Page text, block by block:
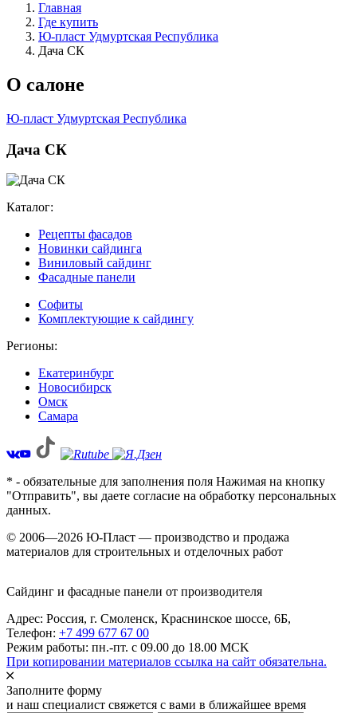
Главная
Где купить
Ю-пласт Удмуртская Республика
Дача СК
О салоне
Ю-пласт Удмуртская Республика
Дача СК
Каталог:
Рецепты фасадов
Новинки сайдинга
Виниловый сайдинг
Фасадные панели
Софиты
Комплектующие к сайдингу
Регионы:
Екатеринбург
Новосибирск
Омск
Самара
* - обязательные для заполнения поля Нажимая на кнопку
"Отправить", вы даете согласие на обработку персональных
данных.
© 2006—2026 Ю-Пласт — производство и продажа
материалов для строительных и отделочных работ
Сайдинг и фасадные панели от производителя
Адрес: Россия, г. Смоленск, Краснинское шоссе, 6Б,
Телефон: +7 499 677 67 00
Режим работы: пн.-пт. с 09.00 до 18.00 MCK
При копировании материалов ссылка на сайт обязательна.
Заполните форму
и наш специалист свяжется с вами в ближайшее время